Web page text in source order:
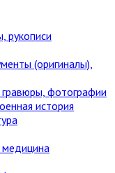
рукописи
(оригиналы),
фотографии
история
медицина